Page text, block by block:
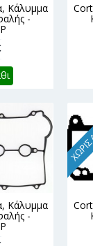
Κάλυμμα
-
Κάλυμμα
-